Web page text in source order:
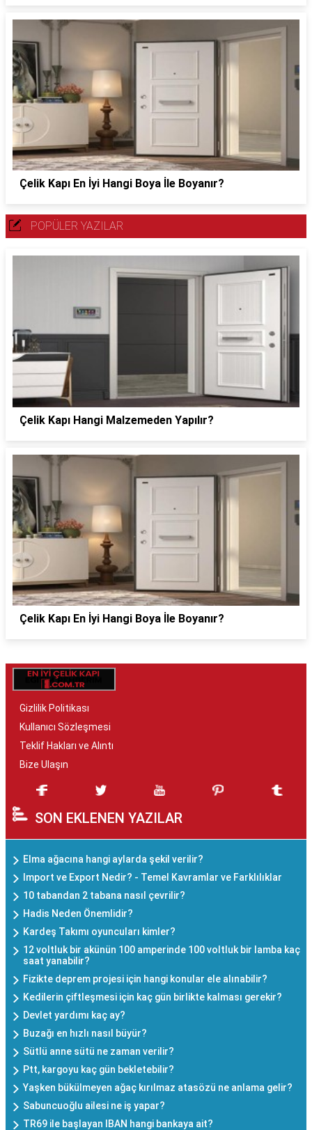
Çelik Kapı En İyi Hangi Boya İle Boyanır?
POPÜLER YAZILAR
Çelik Kapı Hangi Malzemeden Yapılır?
Çelik Kapı En İyi Hangi Boya İle Boyanır?
Gizlilik Politikası
Kullanıcı Sözleşmesi
Teklif Hakları ve Alıntı
Bize Ulaşın
SON EKLENEN YAZILAR
Elma ağacına hangi aylarda şekil verilir?
Import ve Export Nedir? - Temel Kavramlar ve Farklılıklar
10 tabandan 2 tabana nasıl çevrilir?
Hadis Neden Önemlidir?
Kardeş Takımı oyuncuları kimler?
12 voltluk bir akünün 100 amperinde 100 voltluk bir lamba kaç
saat yanabilir?
Fizikte deprem projesi için hangi konular ele alınabilir?
Kedilerin çiftleşmesi için kaç gün birlikte kalması gerekir?
Devlet yardımı kaç ay?
Buzağı en hızlı nasıl büyür?
Sütlü anne sütü ne zaman verilir?
Ptt, kargoyu kaç gün bekletebilir?
Yaşken bükülmeyen ağaç kırılmaz atasözü ne anlama gelir?
Sabuncuoğlu ailesi ne iş yapar?
TR69 ile başlayan IBAN hangi bankaya ait?